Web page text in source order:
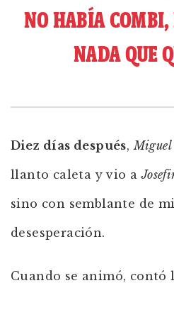
NO HABÍA
NADA QUE
Diez días después,Miguel
llanto caleta y vio a
sino con semblante de
desesperación.
Cuando se animó, contó